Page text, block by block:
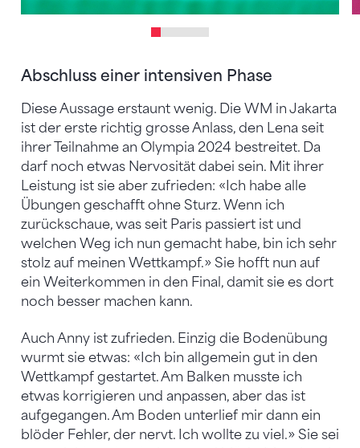
Abschluss einer intensiven Phase
Diese Aussage erstaunt wenig. Die WM in Jakarta
ist der erste richtig grosse Anlass, den Lena seit
ihrer Teilnahme an Olympia 2024 bestreitet. Da
darf noch etwas Nervosität dabei sein. Mit ihrer
Leistung ist sie aber zufrieden: «Ich habe alle
Übungen geschafft ohne Sturz. Wenn ich
zurückschaue, was seit Paris passiert ist und
welchen Weg ich nun gemacht habe, bin ich sehr
stolz auf meinen Wettkampf.» Sie hofft nun auf
ein Weiterkommen in den Final, damit sie es dort
noch besser machen kann.
Auch Anny ist zufrieden. Einzig die Bodenübung
wurmt sie etwas: «Ich bin allgemein gut in den
Wettkampf gestartet. Am Balken musste ich
etwas korrigieren und anpassen, aber das ist
aufgegangen. Am Boden unterlief mir dann ein
blöder Fehler, der nervt. Ich wollte zu viel.» Sie sei